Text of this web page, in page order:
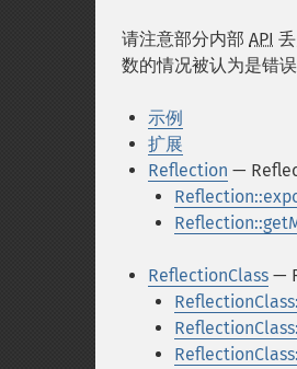
请注意部分内部 API
数的情况被认为是错
示例
扩展
Reflection —
ReflectionClass —